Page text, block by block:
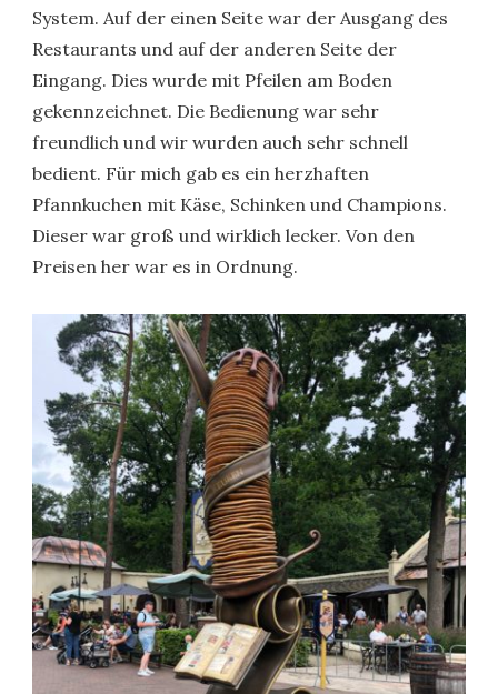
System. Auf der einen Seite war der Ausgang des
Restaurants und auf der anderen Seite der
Eingang. Dies wurde mit Pfeilen am Boden
gekennzeichnet. Die Bedienung war sehr
freundlich und wir wurden auch sehr schnell
bedient. Für mich gab es ein herzhaften
Pfannkuchen mit Käse, Schinken und Champions.
Dieser war groß und wirklich lecker. Von den
Preisen her war es in Ordnung.